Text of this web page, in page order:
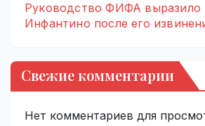
Руководство ФИФА выразило
Инфантино после его
Свежие комментарии
Нет комментариев для